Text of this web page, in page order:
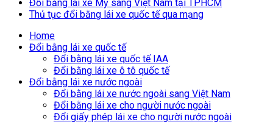
Đổi bằng lái xe Mỹ sang Việt Nam tại TPHCM
Thủ tục đổi bằng lái xe quốc tế qua mạng
Home
Đổi bằng lái xe quốc tế
Đổi bằng lái xe quốc tế IAA
Đổi bằng lái xe ô tô quốc tế
Đổi bằng lái xe nước ngoài
Đổi bằng lái xe nước ngoài sang Việt Nam
Đổi bằng lái xe cho người nước ngoài
Đổi giấy phép lái xe cho người nước ngoài